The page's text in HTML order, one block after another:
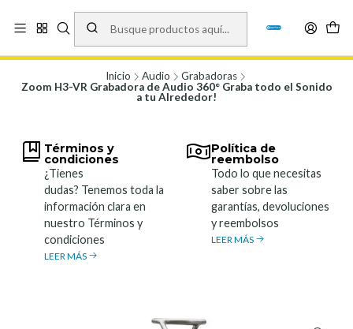
Vísita nuestro local en Los Agustinos 5478, Ñuñoa. Lunes a Viernes 9.30 a
19.00, Sábados 10:00 a 19:00 y Domingos de 10:00 a 17:00
Inicio Audio
Grabadoras
Zoom H3-VR Grabadora de Audio 360° Graba todo el Sonido
a tu Alrededor!
Términos y
condiciones
¿Tienes
dudas? Tenemos toda la
información clara en
nuestro Términos y
condiciones
LEER MÁS
Política de
reembolso
Todo lo que necesitas
saber sobre las
garantías, devoluciones
y reembolsos
LEER MÁS